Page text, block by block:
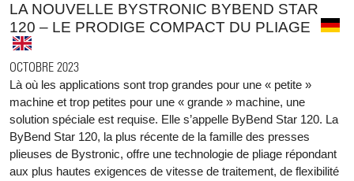
LA NOUVELLE BYSTRONIC BYBEND STAR
120 – LE PRODIGE COMPACT DU PLIAGE
OCTOBRE 2023
Là où les applications sont trop grandes pour une « petite »
machine et trop petites pour une « grande » machine, une
solution spéciale est requise. Elle s’appelle ByBend Star 120. La
ByBend Star 120, la plus récente de la famille des presses
plieuses de Bystronic, offre une technologie de pliage répondant
aux plus hautes exigences de vitesse de traitement, de flexibilité